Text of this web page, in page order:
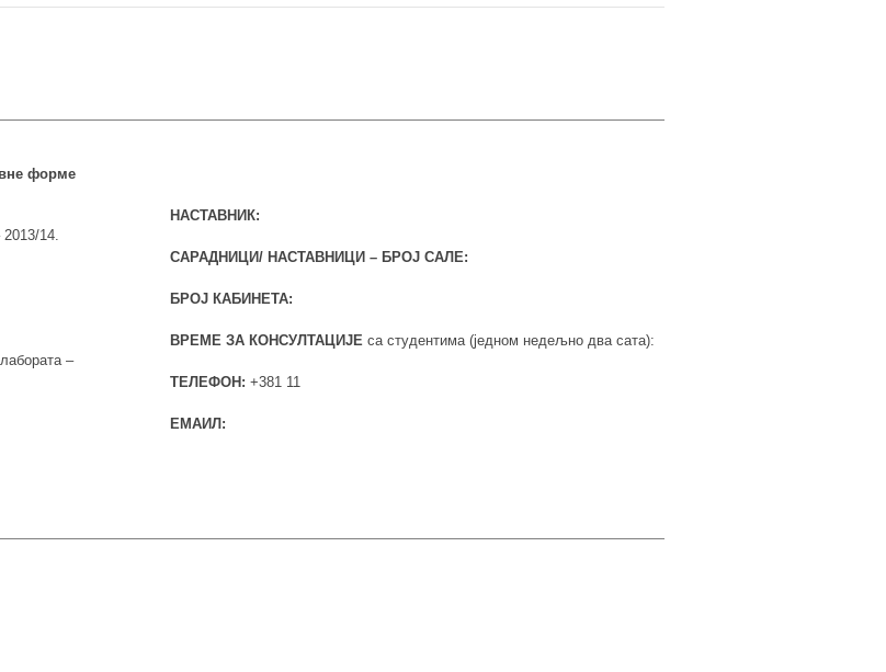
форме
2013/14.
–
НАСТАВНИК:
САРАДНИЦИ/ НАСТАВНИЦИ – БРОЈ САЛЕ:
БРОЈ КАБИНЕТА:
ВРЕМЕ ЗА КОНСУЛТАЦИЈЕса студентима (једном недељно два сата):
ТЕЛЕФОН: +381 11
ЕМАИЛ: